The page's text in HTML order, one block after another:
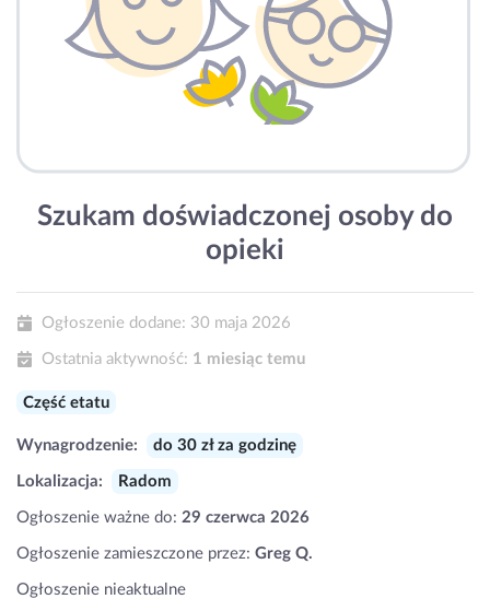
Szukam doświadczonej osoby do
opieki
Ogłoszenie dodane: 30 maja 2026
Ostatnia aktywność: 1 miesiąc temu
Część etatu
Wynagrodzenie: do 30 zł za godzinę
Lokalizacja: Radom
Ogłoszenie ważne do: 29 czerwca 2026
Ogłoszenie zamieszczone przez: Greg Q.
Ogłoszenie nieaktualne